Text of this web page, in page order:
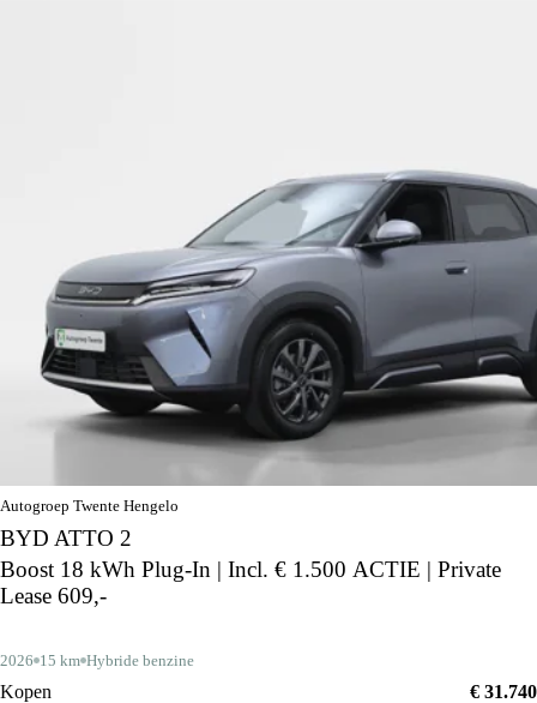
Autogroep Twente Hengelo
BYD ATTO 2
Boost 18 kWh Plug-In | Incl. € 1.500 ACTIE | Private
Lease 609,-
2026 15 km Hybride benzine
Kopen € 31.740